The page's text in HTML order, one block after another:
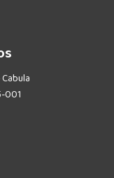
001